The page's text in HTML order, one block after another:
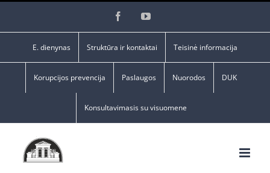
FacebookYouTube
E. dienynas Struktūra ir kontaktai Teisinė informacija
Korupcijos prevencija Paslaugos Nuorodos DUK
Konsultavimasis su visuomene